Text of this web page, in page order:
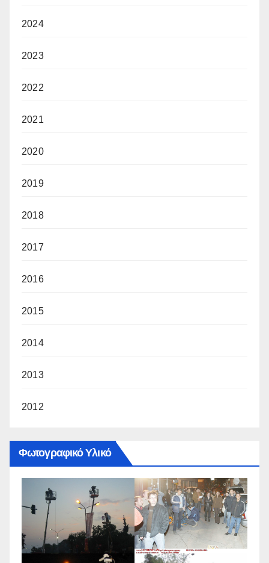
2024
2023
2022
2021
2020
2019
2018
2017
2016
2015
2014
2013
2012
Φωτογραφικό Υλικό